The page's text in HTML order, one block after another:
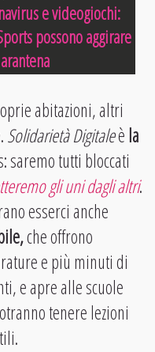
e videogiochi:
possono aggirare
abitazioni, altri
Solidarietà Digitaleèla
saremo tutti bloccati
gli uni dagli altri.
esserci anche
che offrono
e più minuti di
e apre alle scuole
tenere lezioni